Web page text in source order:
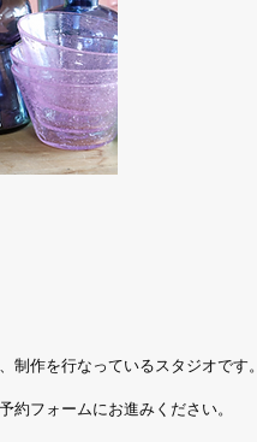
作を行なっているスタジオです。
約フォームにお進みください。